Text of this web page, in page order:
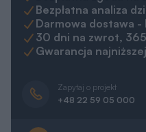
Bezpłatna analiza
Darmowa dostawa
30 dni na zwrot,
Gwarancja
Zapytaj o projekt
+48 22 59 05 000